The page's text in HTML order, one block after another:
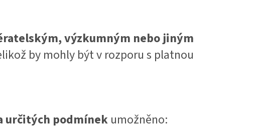
výzkumným nebo jiným
by mohly být v rozporu s platnou
určitých podmínek umožněno: